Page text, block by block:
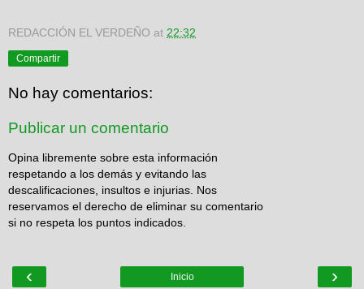
REDACCIÓN EL VERDEÑO at 22:32
Compartir
No hay comentarios:
Publicar un comentario
Opina libremente sobre esta información
respetando a los demás y evitando las
descalificaciones, insultos e injurias. Nos
reservamos el derecho de eliminar su comentario
si no respeta los puntos indicados.
‹ ›
Inicio